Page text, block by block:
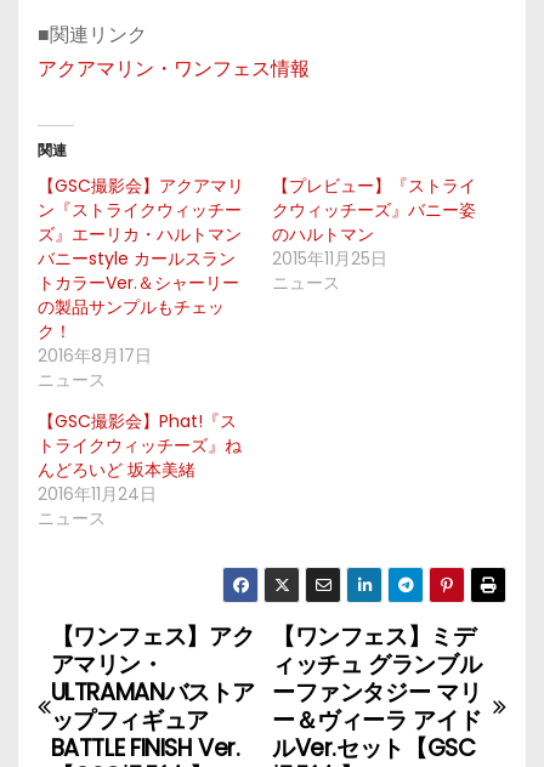
■関連リンク
アクアマリン・ワンフェス情報
関連
【GSC撮影会】アクアマリ
ン『ストライクウィッチー
ズ』エーリカ・ハルトマン
バニーstyle カールスラン
トカラーVer.＆シャーリー
の製品サンプルもチェッ
ク！
2016年8月17日
ニュース
【プレビュー】『ストライ
クウィッチーズ』バニー姿
のハルトマン
2015年11月25日
ニュース
【GSC撮影会】Phat!『ス
トライクウィッチーズ』ね
んどろいど 坂本美緒
2016年11月24日
ニュース
投
稿
ナ
【ワンフェス】ミデ
ィッチュ グランブル
ーファンタジー マリ
ー＆ヴィーラ アイド
ルVer.セット【GSC
【ワンフェス】アク
アマリン・
ULTRAMANバストア
ップフィギュア
BATTLE FINISH Ver.